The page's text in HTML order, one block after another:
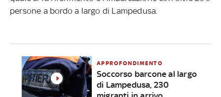
persone a bordo a largo di Lampedusa.
APPROFONDIMENTO
Soccorso barcone al largo
di Lampedusa, 230